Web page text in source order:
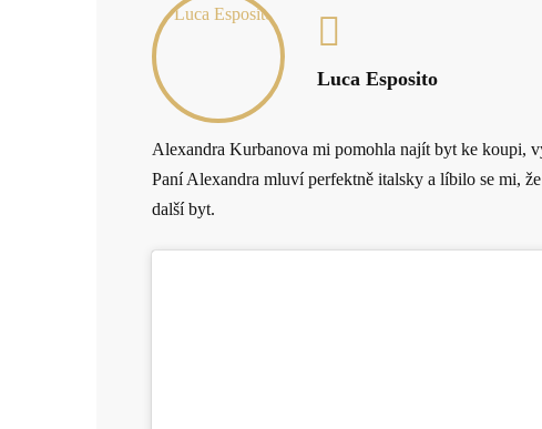
Luca Esposito
Alexandra Kurbanova mi pomohla najít byt ke koupi,
Paní Alexandra mluví perfektně italsky a líbilo se mi,
další byt.